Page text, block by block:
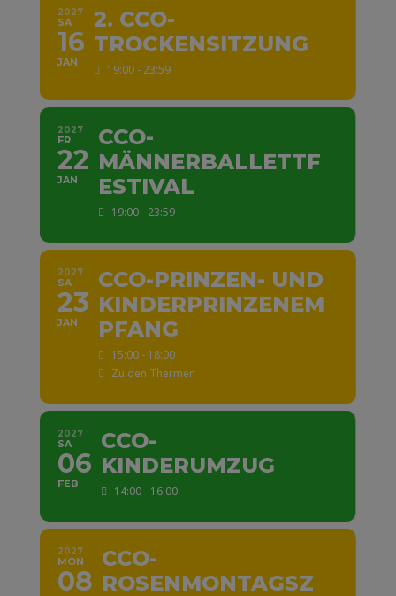
2027
SA
16
JAN
2. CCO-
TROCKENSITZUNG
19:00 - 23:59
2027
FR
22
JAN
CCO-
MÄNNERBALLETTF
ESTIVAL
19:00 - 23:59
2027
SA
23
JAN
CCO-PRINZEN- UND
KINDERPRINZENEM
PFANG
15:00 - 18:00
Zu den Thermen
2027
SA
06
FEB
CCO-
KINDERUMZUG
14:00 - 16:00
2027
MON
08
CCO-
ROSENMONTAGSZ